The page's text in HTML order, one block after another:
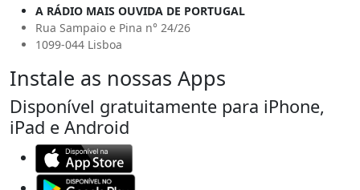
A RÁDIO MAIS OUVIDA DE PORTUGAL
Rua Sampaio e Pina n° 24/26
1099-044 Lisboa
Instale as nossas Apps
Disponível gratuitamente para iPhone,
iPad e Android